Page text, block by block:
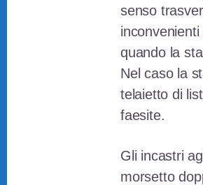
senso
quando la
Nel caso la
telaietto di
faesite.
Gli incastri
morsetto